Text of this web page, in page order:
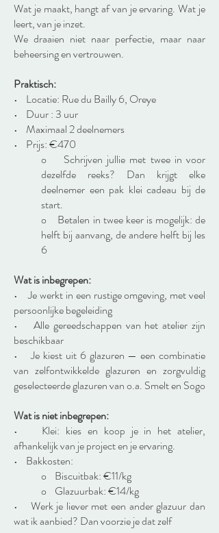
Wat je maakt, hangt af van je ervaring. Wat je
leert, van je inzet.
We draaien niet naar perfectie, maar naar
beheersing en vertrouwen.
Praktisch:
• Locatie: Rue du Bailly 6, Oreye
• Duur : 3 uur
• Maximaal 2 deelnemers
• Prijs: €470
o Schrijven jullie met twee in voor
dezelfde reeks? Dan krijgt elke
deelnemer een pak klei cadeau bij de
start.
o Betalen in twee keer is mogelijk: de
helft bij aanvang, de andere helft bij les
6
Wat is inbegrepen:
• Je werkt in een rustige omgeving, met veel
persoonlijke begeleiding
• Alle gereedschappen van het atelier zijn
beschikbaar
• Je kiest uit 6 glazuren — een combinatie
van zelfontwikkelde glazuren en zorgvuldig
geselecteerde glazuren van o.a. Smelt en Sogo
Wat is niet inbegrepen:
• Klei: kies en koop je in het atelier,
afhankelijk van je project en je ervaring.
• Bakkosten:
o Biscuitbak: €11/kg
o Glazuurbak: €14/kg
• Werk je liever met een ander glazuur dan
wat ik aanbied? Dan voorzie je dat zelf